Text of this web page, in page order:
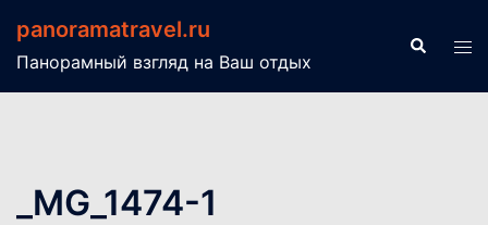
содержимому
panoramatravel.ru
Панорамный взгляд на Ваш отдых
Поиск
_MG_1474-1